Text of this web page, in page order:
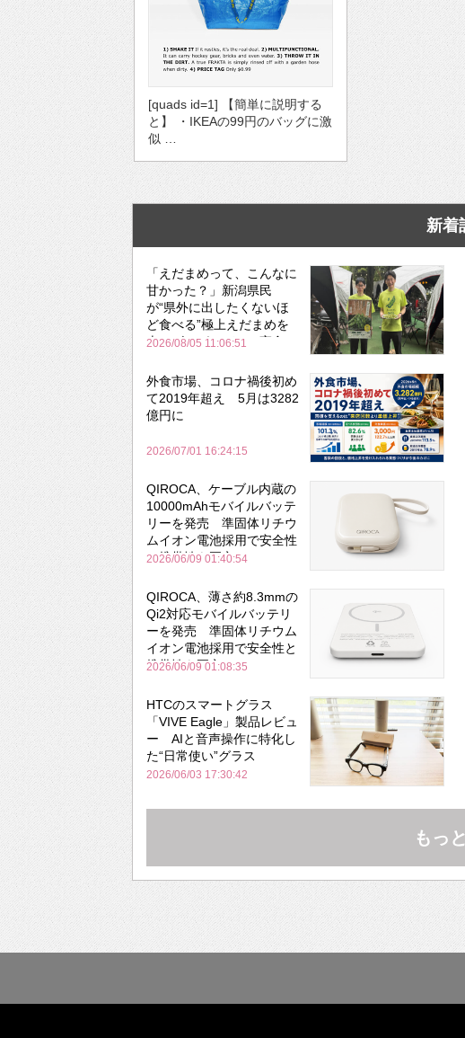
[quads id=1] 【簡単に説明する
と】 ・IKEAの99円のバッグに激
似 …
新着
「えだまめって、こんなに
甘かった？」新潟県民
が“県外に出したくないほ
ど食べる”極上えだまめを
森のビアガーデンで実食
2026/08/05 11:06:51
外食市場、コロナ禍後初め
て2019年超え 5月は3282
億円に
2026/07/01 16:24:15
QIROCA、ケーブル内蔵の
10000mAhモバイルバッテ
リーを発売 準固体リチウ
ムイオン電池採用で安全性
と携帯性を両立
2026/06/09 01:40:54
QIROCA、薄さ約8.3mmの
Qi2対応モバイルバッテリ
ーを発売 準固体リチウム
イオン電池採用で安全性と
携帯性を両立
2026/06/09 01:08:35
HTCのスマートグラス
「VIVE Eagle」製品レビュ
ー AIと音声操作に特化し
た“日常使い”グラス
2026/06/03 17:30:42
もっ